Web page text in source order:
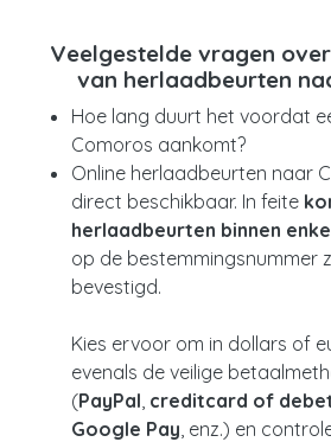
Veelgestelde vragen
van herlaadbeurten
Hoe lang duurt het voordat
Comoros aankomt?
Online herlaadbeurten naar
direct beschikbaar. In feite
herlaadbeurten binnen
op de bestemmingsnummer
bevestigd.
Kies ervoor om in dollars of
evenals de veilige
(PayPal creditcard of
Google Pay , enz.) en